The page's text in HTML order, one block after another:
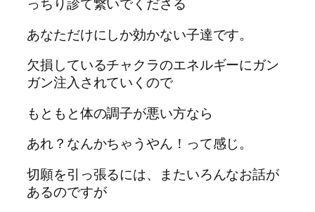
っちり診て繋いでくださる
あなただけにしか効かない子達です。
欠損しているチャクラのエネルギーにガン
ガン注入されていくので
もともと体の調子が悪い方なら
あれ？なんかちゃうやん！って感じ。
切願を引っ張るには、またいろんなお話が
あるのですが